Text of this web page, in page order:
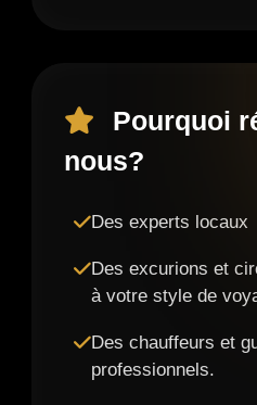
Pourquoi
nous?
Des experts locaux
Des excurions et
à votre style de
Des chauffeurs et
professionnels.